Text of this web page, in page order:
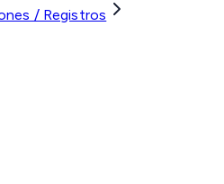
/ Registros